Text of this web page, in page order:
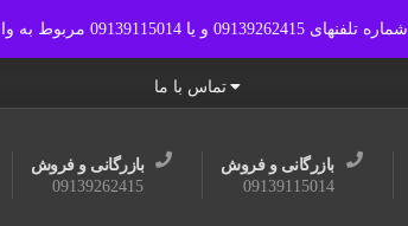
تماس با ما
بازرگانی و فروش
09139115014
بازرگانی و فروش
09139262415
مجتمع تماس حاصل فرمایید.